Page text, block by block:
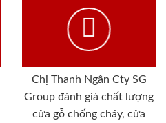
Chị Thanh Ngân Cty SG
Group đánh giá chất lượng
cửa gỗ chống cháy, cửa